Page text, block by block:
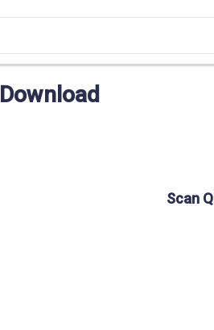
Download
Scan